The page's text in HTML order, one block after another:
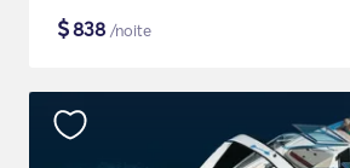
$838 /noite